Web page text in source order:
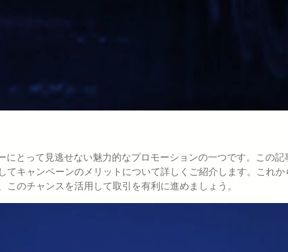
にとって見逃せない魅力的なプロモーションの一つです。この記
てキャンペーンのメリットについて詳しくご紹介します。これ
のチャンスを活用して取引を有利に進めましょう。